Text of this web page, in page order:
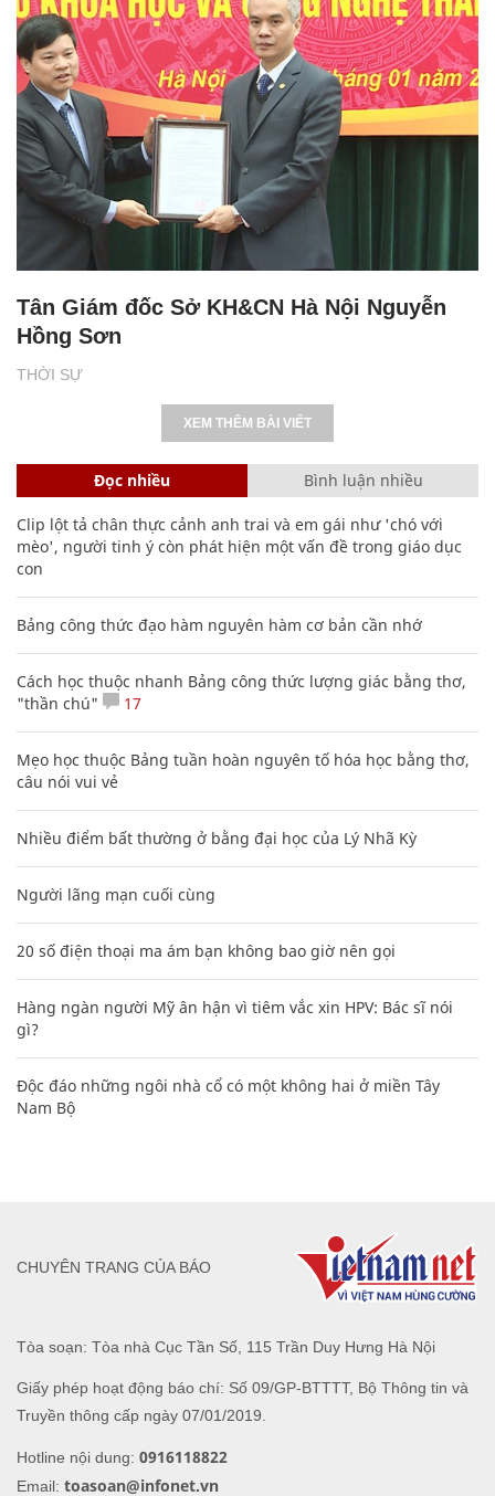
THỜI SỰ
Tân Giám đốc Sở KH&CN Hà Nội Nguyễn
Hồng Sơn
XEM THÊM BÀI VIẾT
Đọc nhiều Bình luận nhiều
Clip lột tả chân thực cảnh anh trai và em gái như 'chó với
mèo', người tinh ý còn phát hiện một vấn đề trong giáo dục
con
Bảng công thức đạo hàm nguyên hàm cơ bản cần nhớ
Cách học thuộc nhanh Bảng công thức lượng giác bằng thơ,
"thần chú"
17
Mẹo học thuộc Bảng tuần hoàn nguyên tố hóa học bằng thơ,
câu nói vui vẻ
Nhiều điểm bất thường ở bằng đại học của Lý Nhã Kỳ
Người lãng mạn cuối cùng
20 số điện thoại ma ám bạn không bao giờ nên gọi
Hàng ngàn người Mỹ ân hận vì tiêm vắc xin HPV: Bác sĩ nói
gì?
Độc đáo những ngôi nhà cổ có một không hai ở miền Tây
Nam Bộ
Tòa soạn: Tòa nhà Cục Tần Số, 115 Trần Duy Hưng Hà Nội
Giấy phép hoạt động báo chí: Số 09/GP-BTTTT, Bộ Thông tin và
Truyền thông cấp ngày 07/01/2019.
Hotline nội dung: 0916118822
Email: toasoan@infonet.vn
CHUYÊN TRANG CỦA BÁO